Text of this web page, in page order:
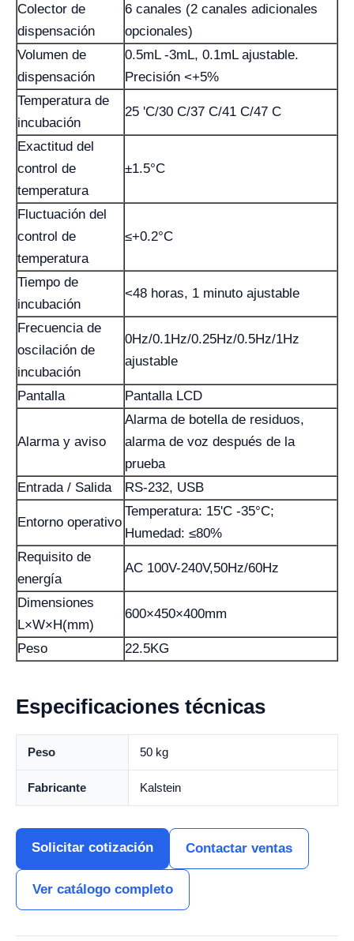
Colector de
dispensación
6 canales (2 canales adicionales
opcionales)
Volumen de
dispensación
0.5mL -3mL, 0.1mL ajustable.
Precisión <+5%
Temperatura de
incubación
25 'C/30 C/37 C/41 C/47 C
Exactitud del
control de
temperatura
±1.5°C
Fluctuación del
control de
temperatura
≤+0.2°C
Tiempo de
incubación
<48 horas, 1 minuto ajustable
Frecuencia de
oscilación de
incubación
0Hz/0.1Hz/0.25Hz/0.5Hz/1Hz
ajustable
Pantalla Pantalla LCD
Alarma y aviso
Alarma de botella de residuos,
alarma de voz después de la
prueba
Entrada / Salida
RS-232, USB
Entorno operativo
Temperatura: 15'C -35°C;
Humedad: ≤80%
Requisito de
energía
AC 100V-240V,50Hz/60Hz
Dimensiones
L×W×H(mm)
600×450×400mm
Peso 22.5KG
Especificaciones técnicas
Peso 50 kg
Fabricante Kalstein
Solicitar cotización Contactar ventas
Ver catálogo completo